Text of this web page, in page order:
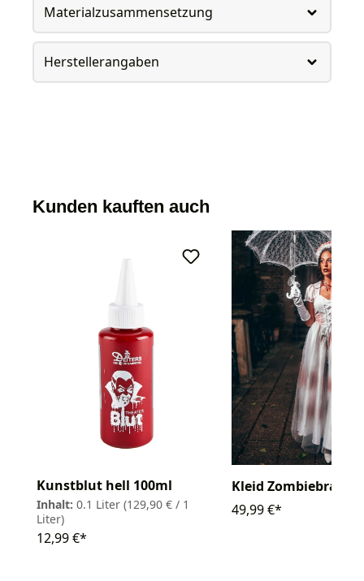
Materialzusammensetzung
Herstellerangaben
Kunden kauften auch
Kunstblut hell 100ml
Inhalt: 0.1 Liter (129,90 € / 1
Liter)
12,99 €*
Kleid Zombiebraut
49,99 €*